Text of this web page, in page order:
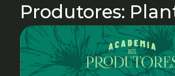
Produtores: